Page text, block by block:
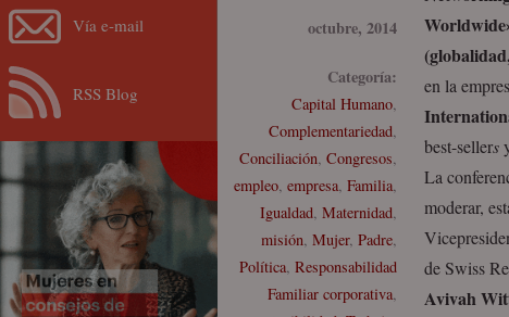
octubre, 2014
Categoría:
Capital Humano,
Complementariedad,
Conciliación, Congresos,
empleo, empresa, Familia,
Igualdad, Maternidad,
misión, Mujer, Padre,
Política, Responsabilidad
Familiar corporativa,
en la
best-sellers
La
moderar,
de Swiss
Avivah
Vía e-mail
RSS Blog